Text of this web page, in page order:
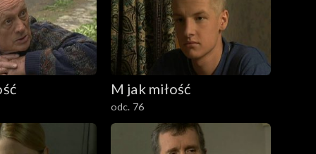
M jak miłość
odc. 76